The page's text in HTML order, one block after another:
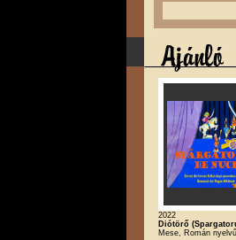
2022
Diótörő
Mese, Román nyelvű